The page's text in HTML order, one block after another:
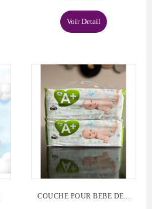
Voir Detail
COUCHE POUR BEBE DE...